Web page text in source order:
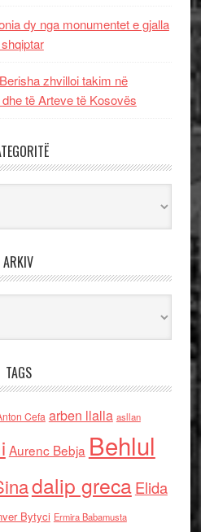
dy nga monumentet e gjalla
zhvilloi takim në
të Arteve të Kosovës
ARKIV
TAGS
Cefa arben llalla asllan
Aurenc Bebja Behlul
dalip grecaElida
Bytyci Ermira Babamusta